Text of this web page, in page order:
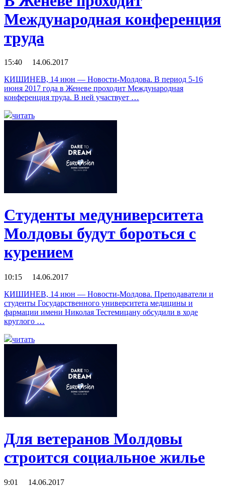
Международная конференция
труда
15:40 14.06.2017
КИШИНЕВ, 14 июн — Новости-Молдова. В период 5-16
июня 2017 года в Женеве проходит Международная
конференция труда. В ней участвует …
читать
Студенты медуниверситета
Молдовы будут бороться с
курением
10:15 14.06.2017
КИШИНЕВ, 14 июн — Новости-Молдова. Преподаватели и
студенты Государственного университета медицины и
фармации имени Николая Тестемицану обсудили в ходе
круглого …
читать
Для ветеранов Молдовы
строится социальное жилье
9:01 14.06.2017